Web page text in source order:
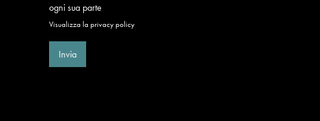
ogni sua parte
Visualizza la privacy policy
Invia